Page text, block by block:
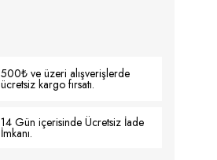
500₺ ve üzeri alışverişlerde
ücretsiz kargo fırsatı.
14 Gün içerisinde Ücretsiz İade
İmkanı.